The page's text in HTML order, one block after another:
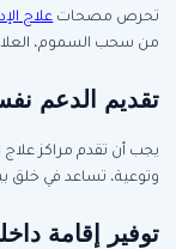
تحرص مصحاتعلاج
من سحب السموم،
تقديم الدعم
يجب أن تقدم مراكز
وتوعية، تساعد في خلق
توفير إقامة